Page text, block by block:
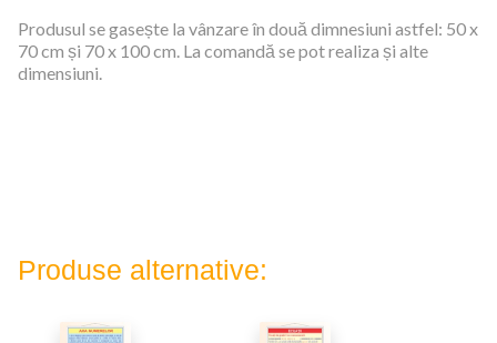
Produsul se gasește la vânzare în două dimnesiuni astfel: 50 x
70 cm și 70 x 100 cm. La comandă se pot realiza și alte
dimensiuni.
Produse alternative: